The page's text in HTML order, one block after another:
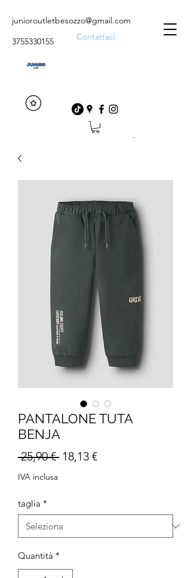
junioroutletbesozzo@gmail.com
Contattaci
3755330155
PANTALONE TUTA
BENJA
25,90 € Prezzo
18,13 €Prezzo
IVA inclusa
taglia *
Quantità *